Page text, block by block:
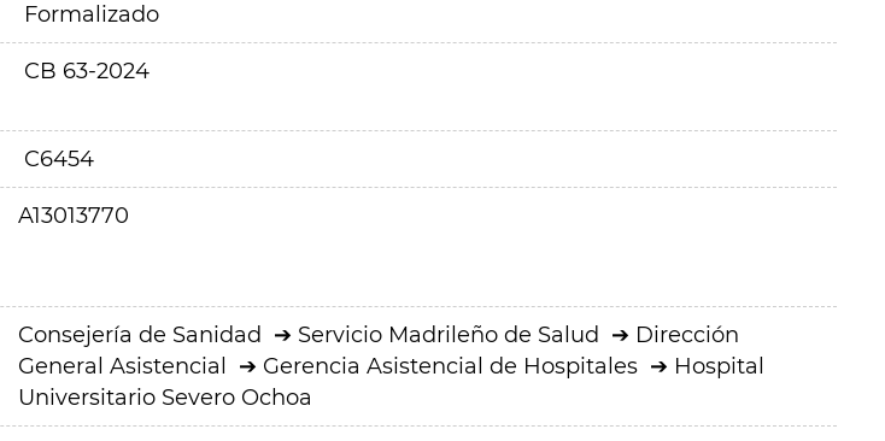
Formalizado
CB 63-2024
C6454
A13013770
Consejería de Sanidad Servicio Madrileño de Salud
Dirección
General Asistencial
Gerencia Asistencial de Hospitales
Hospital
Universitario Severo Ochoa